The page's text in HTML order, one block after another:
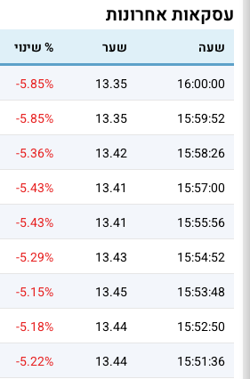
עסקאות אחרונות
שעה שער % שינוי
16:00:00
13.35
-5.85%
15:59:52
13.35
-5.85%
15:58:26
13.42
-5.36%
15:57:00
13.41
-5.43%
15:55:56
13.41
-5.43%
15:54:52
13.43
-5.29%
15:53:48
13.45
-5.15%
15:52:50
13.44
-5.18%
15:51:36
13.44
-5.22%